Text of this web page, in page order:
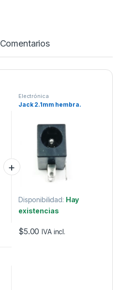
Comentarios
Electrónica
Jack 2.1mm hembra.
Disponibilidad: Hay
existencias
$5.00 IVA incl.